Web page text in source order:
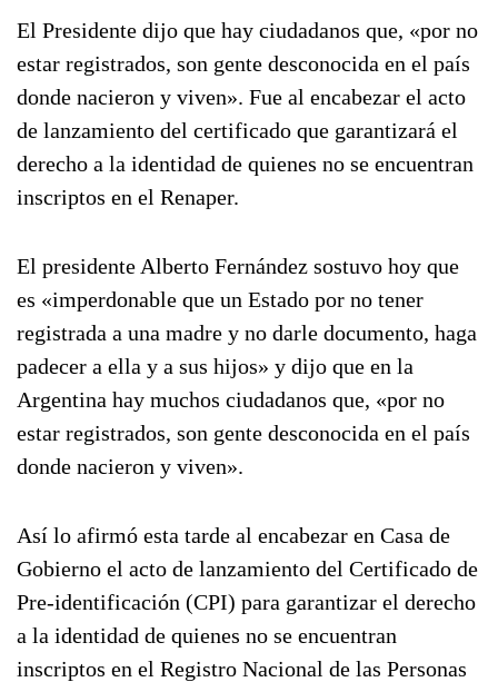
El Presidente dijo que hay ciudadanos que, «por no
estar registrados, son gente desconocida en el país
donde nacieron y viven». Fue al encabezar el acto
de lanzamiento del certificado que garantizará el
derecho a la identidad de quienes no se encuentran
inscriptos en el Renaper.
El presidente Alberto Fernández sostuvo hoy que
es «imperdonable que un Estado por no tener
registrada a una madre y no darle documento, haga
padecer a ella y a sus hijos» y dijo que en la
Argentina hay muchos ciudadanos que, «por no
estar registrados, son gente desconocida en el país
donde nacieron y viven».
Así lo afirmó esta tarde al encabezar en Casa de
Gobierno el acto de lanzamiento del Certificado de
Pre-identificación (CPI) para garantizar el derecho
a la identidad de quienes no se encuentran
inscriptos en el Registro Nacional de las Personas